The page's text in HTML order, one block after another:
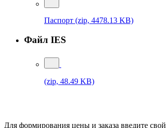
Паспорт (zip, 4478.13 KB)
Файл IES
(zip, 48.49 KB)
Для формирования цены и заказа введите